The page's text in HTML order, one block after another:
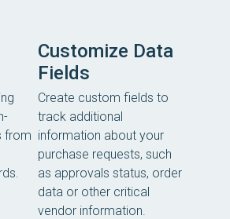
from
Customize Data
Fields
Create custom fields to
track additional
information about your
purchase requests, such
as approvals status, order
data or other critical
vendor information.